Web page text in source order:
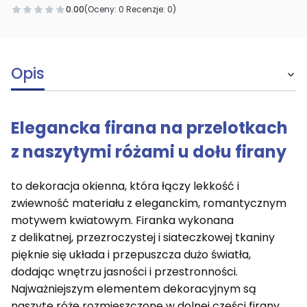
0.00(Oceny: 0 Recenzje: 0)
Opis
Elegancka firana na przelotkach
z naszytymi różami u dołu firany
to dekoracja okienna, która łączy lekkość i
zwiewność materiału z eleganckim, romantycznym
motywem kwiatowym. Firanka wykonana
z delikatnej, przezroczystej i siateczkowej tkaniny
pięknie się układa i przepuszcza dużo światła,
dodając wnętrzu jasności i przestronności.
Najważniejszym elementem dekoracyjnym są